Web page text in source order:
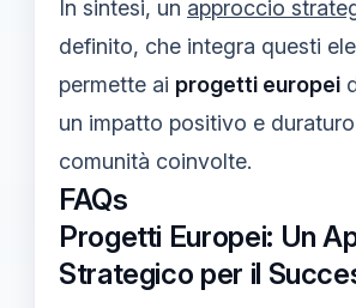
In sintesi, un approccio
definito, che integra questi
permette ai progetti europei
un impatto positivo e
comunità coinvolte.
FAQs
Progetti Europei: Un
Strategico per il